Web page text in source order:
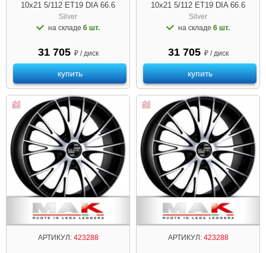
10x21 5/112 ET19 DIA 66.6
Silver
на складе 6 шт.
31 705 ₽ / диск
купить
10x21 5/112 ET19 DIA 66.6
Silver
на складе 6 шт.
31 705 ₽ / диск
купить
АРТИКУЛ:423288 АРТИКУЛ:423288